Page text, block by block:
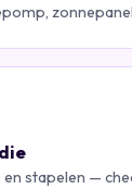
en stapelen —